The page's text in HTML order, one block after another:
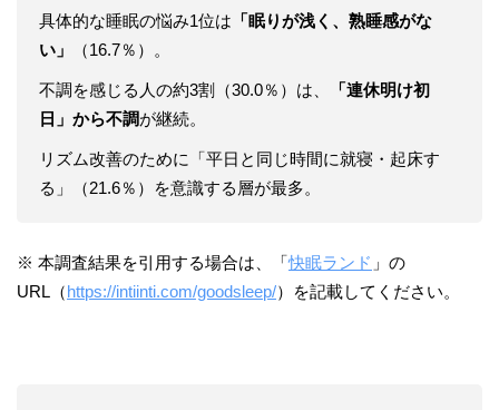
具体的な睡眠の悩み1位は 「眠りが浅く、熟睡感がな
い」
（16.7％）。
不調を感じる人の約3割（30.0％）は、
「連休明け初
日」から不調が継続。
リズム改善のために「平日と同じ時間に就寝・起床す
る」（21.6％）を意識する層が最多。
※ 本調査結果を引用する場合は、「快眠ランド 」の
URL（https://intiinti.com/goodsleep/）を記載してください。